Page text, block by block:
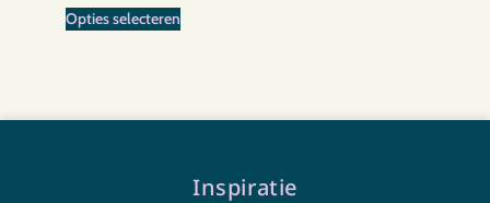
Opties selecteren
Inspiratie